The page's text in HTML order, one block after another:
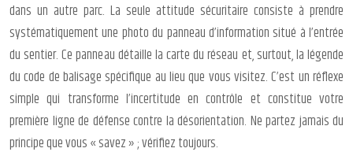
dans un autre parc. La seule attitude sécuritaire consiste à prendre
systématiquement une photo du panneau d’information situé à l’entrée
du sentier. Ce panneau détaille la carte du réseau et, surtout, la légende
du code de balisage spécifique au lieu que vous visitez. C’est un réflexe
simple qui transforme l’incertitude en contrôle et constitue votre
première ligne de défense contre la désorientation. Ne partez jamais du
principe que vous « savez » ; vérifiez toujours.